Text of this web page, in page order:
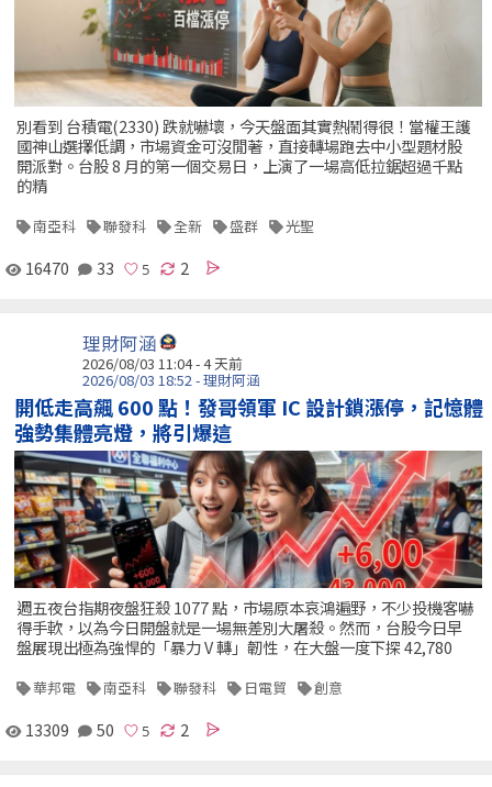
別看到 台積電(2330) 跌就嚇壞，今天盤面其實熱鬧得很！當權王護
國神山選擇低調，市場資金可沒閒著，直接轉場跑去中小型題材股
開派對。台股 8 月的第一個交易日，上演了一場高低拉鋸超過千點
的精
南亞科 聯發科 全新 盛群 光聖
16470 33 2
理財阿涵
2026/08/03 11:04 - 4 天前
2026/08/03 18:52 - 理財阿涵
開低走高飆 600 點！發哥領軍 IC 設計鎖漲停，記憶體
強勢集體亮燈，將引爆這
週五夜台指期夜盤狂殺 1077 點，市場原本哀鴻遍野，不少投機客嚇
得手軟，以為今日開盤就是一場無差別大屠殺。然而，台股今日早
盤展現出極為強悍的「暴力 V 轉」韌性，在大盤一度下探 42,780
華邦電 南亞科 聯發科 日電貿 創意
13309 50 2